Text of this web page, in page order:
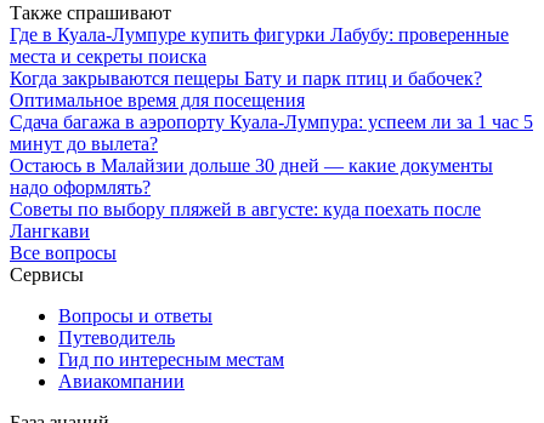
Также спрашивают
Где в Куала-Лумпуре купить фигурки Лабубу: проверенные
места и секреты поиска
Когда закрываются пещеры Бату и парк птиц и бабочек?
Оптимальное время для посещения
Сдача багажа в аэропорту Куала-Лумпура: успеем ли за 1 час 5
минут до вылета?
Остаюсь в Малайзии дольше 30 дней — какие документы
надо оформлять?
Советы по выбору пляжей в августе: куда поехать после
Лангкави
Все вопросы
Сервисы
Вопросы и ответы
Путеводитель
Гид по интересным местам
Авиакомпании